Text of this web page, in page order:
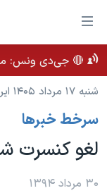
لینکهای
قابل
دسترسی
جهش
محتوای
اصلی
جهش
به
خانه
نسخه سبک
موضوع ها
ایران
آمریکا
برنامه های
جدول برنامه ها
🔴 جی‌دی ونس: مذاکره با
شنبه ۱۷ مرداد ۱۴۰۵ ایران ۱۹:۰۱
سرخط خبرها
لغو کنسرت
۳۰ مرداد ۱۳۹۴